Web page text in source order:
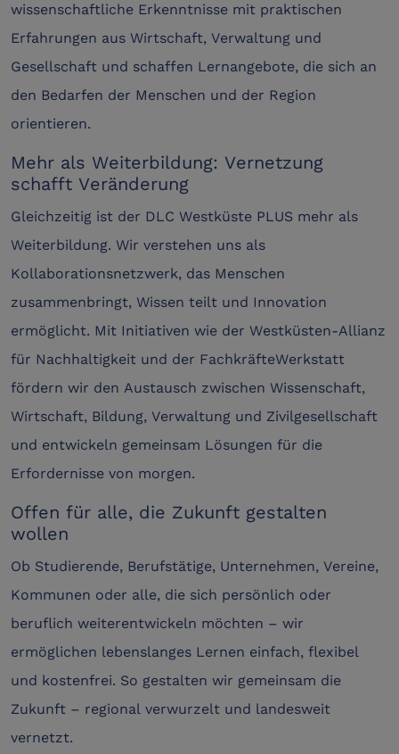
wissenschaftliche Erkenntnisse mit praktischen
Erfahrungen aus Wirtschaft, Verwaltung und
Gesellschaft und schaffen Lernangebote, die sich an
den Bedarfen der Menschen und der Region
orientieren.
Mehr als Weiterbildung: Vernetzung
schafft Veränderung
Gleichzeitig ist der DLC Westküste PLUS mehr als
Weiterbildung. Wir verstehen uns als
Kollaborationsnetzwerk, das Menschen
zusammenbringt, Wissen teilt und Innovation
ermöglicht. Mit Initiativen wie der Westküsten-Allianz
für Nachhaltigkeit und der FachkräfteWerkstatt
fördern wir den Austausch zwischen Wissenschaft,
Wirtschaft, Bildung, Verwaltung und Zivilgesellschaft
und entwickeln gemeinsam Lösungen für die
Erfordernisse von morgen.
Offen für alle, die Zukunft gestalten
wollen
Ob Studierende, Berufstätige, Unternehmen, Vereine,
Kommunen oder alle, die sich persönlich oder
beruflich weiterentwickeln möchten – wir
ermöglichen lebenslanges Lernen einfach, flexibel
und kostenfrei. So gestalten wir gemeinsam die
Zukunft – regional verwurzelt und landesweit
vernetzt.